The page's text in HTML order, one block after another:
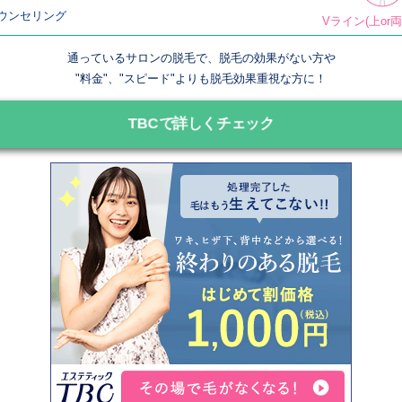
ンセリング
Vライン(上or
通っているサロンの脱毛で、脱毛の効果がない方や
"料金"、"スピード"よりも脱毛効果重視な方に！
TBCで詳しくチェック